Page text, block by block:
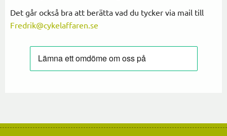
Det går också bra att berätta vad du tycker via mail till
Fredrik@cykelaffaren.se